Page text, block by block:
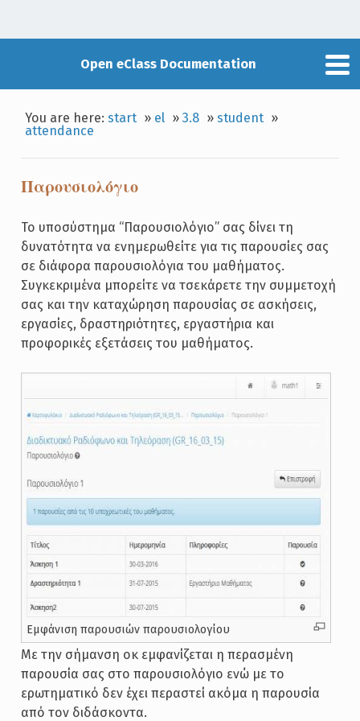
Open eClass Documentation
You are here:start » el »3.8 »student »
attendance
Παρουσιολόγιο
Το υποσύστημα “Παρουσιολόγιο” σας δίνει τη
δυνατότητα να ενημερωθείτε για τις παρουσίες σας
σε διάφορα παρουσιολόγια του μαθήματος.
Συγκεκριμένα μπορείτε να τσεκάρετε την συμμετοχή
σας και την καταχώρηση παρουσίας σε ασκήσεις,
εργασίες, δραστηριότητες, εργαστήρια και
προφορικές εξετάσεις του μαθήματος.
Εμφάνιση παρουσιών παρουσιολογίου
Με την σήμανση οκ εμφανίζεται η περασμένη
παρουσία σας στο παρουσιολόγιο ενώ με το
ερωτηματικό δεν έχει περαστεί ακόμα η παρουσία
από τον διδάσκοντα.